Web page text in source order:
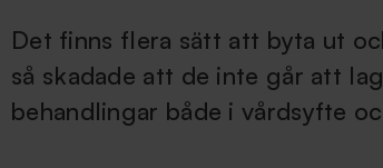
Det finns flera sätt att byta ut
så skadade att de inte går att
behandlingar både i vårdsyfte